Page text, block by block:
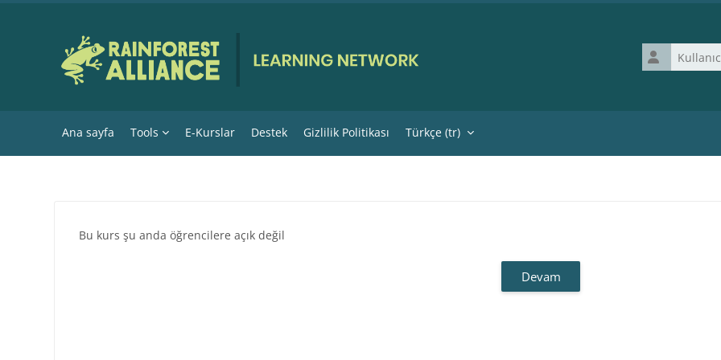
Kullanıcı adı
Ana sayfa Tools E-Kurslar Destek Gizlilik Politikası Türkçe ‎(tr)‎
Bu kurs şu anda öğrencilere açık değil
Devam